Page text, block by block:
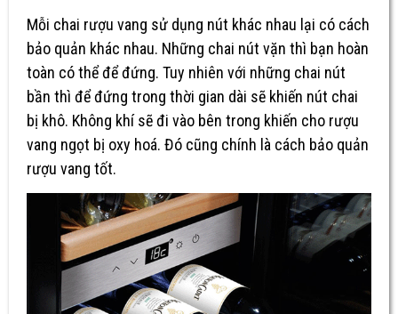
Mỗi chai rượu vang sử dụng nút khác nhau lại có cách
bảo quản khác nhau. Những chai nút vặn thì bạn hoàn
toàn có thể để đứng. Tuy nhiên với những chai nút
bần thì để đứng trong thời gian dài sẽ khiến nút chai
bị khô. Không khí sẽ đi vào bên trong khiến cho rượu
vang ngọt bị oxy hoá. Đó cũng chính là cách bảo quản
rượu vang tốt.